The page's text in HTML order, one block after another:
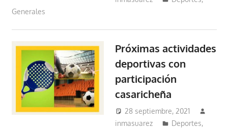
Generales
Próximas actividades
deportivas con
participación
casaricheña
28 septiembre, 2021
inmasuarez
Deportes,